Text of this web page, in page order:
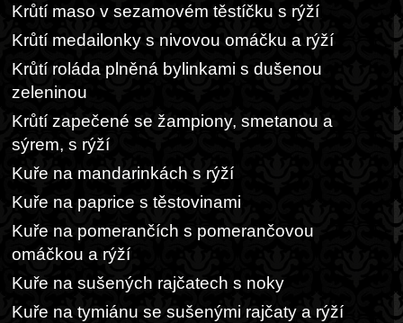
Krůtí maso v sezamovém těstíčku s rýží
Krůtí medailonky s nivovou omáčku a rýží
Krůtí roláda plněná bylinkami s dušenou
zeleninou
Krůtí zapečené se žampiony, smetanou a
sýrem, s rýží
Kuře na mandarinkách s rýží
Kuře na paprice s těstovinami
Kuře na pomerančích s pomerančovou
omáčkou a rýží
Kuře na sušených rajčatech s noky
Kuře na tymiánu se sušenými rajčaty a rýží